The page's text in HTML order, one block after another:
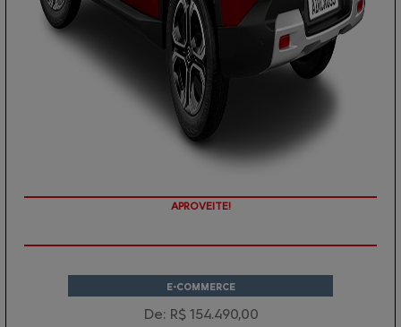
PREÇOS REDUZIDOS
E-COMMERCE
De: R$ 154.490,00